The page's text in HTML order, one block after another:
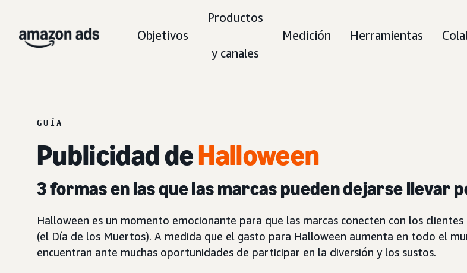
Objetivos
Productos
y canales
Medición Herramientas
GUÍA
Publicidad deHalloween
3 formas en las que las marcas pueden dejarse llevar
Halloween es un momento emocionante para que las marcas conecten con los
(el Día de los Muertos). A medida que el gasto para Halloween aumenta en todo el
encuentran ante muchas oportunidades de participar en la diversión y los sustos.